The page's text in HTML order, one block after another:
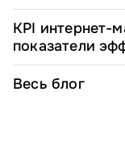
KPI интернет-
показатели
расчета
Весь блог